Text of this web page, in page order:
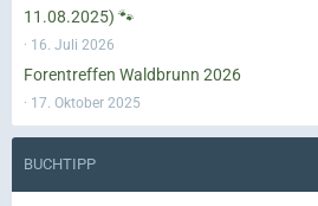
11.08.2025) 🐾
16. Juli 2026
Forentreffen Waldbrunn 2026
17. Oktober 2025
BUCHTIPP